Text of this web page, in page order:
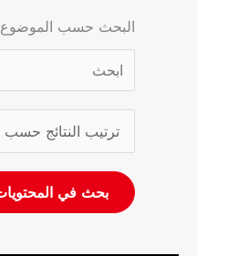
البحث حسب الموضوع